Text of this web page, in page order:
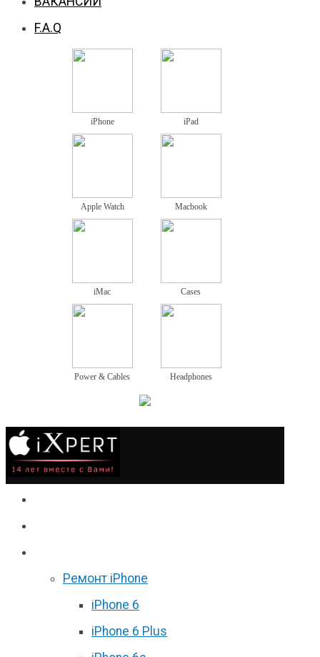
F.A.Q
iPhone iPad
Apple Watch Macbook
iMac Cases
Power & Cables Headphones
Ремонт iPhone
iPhone 6
iPhone 6 Plus